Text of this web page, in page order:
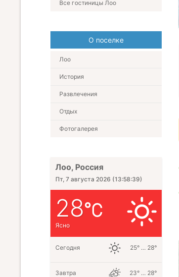
Все гостиницы Лоо
О поселке
Лоо
История
Развлечения
Отдых
Фотогалерея
Лоо, Россия
Пт, 7 августа 2026 (13:58:40)
28
Ясно
Сегодня 25° … 28°
Завтра 23° … 28°